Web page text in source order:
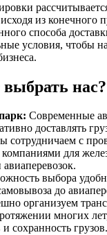
из конечного
способа
условия, чтобы
нас?
Современные
доставлять
сотрудничаем с
для
выбора
до
организуем
многих
сохранность грузов.